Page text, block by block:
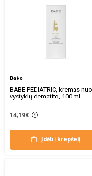
Babe
BABE PEDIATRIC, kremas nuo
vystyklų dematito, 100 ml
14,19€
Įdėti į krepšelį